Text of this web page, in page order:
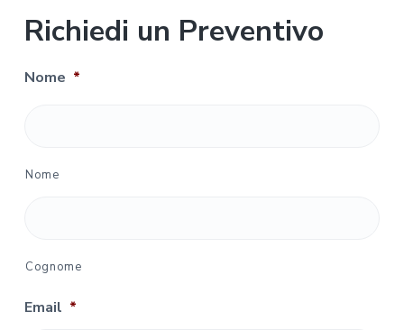
Richiedi un Preventivo
Nome *
Nome
Cognome
Email *